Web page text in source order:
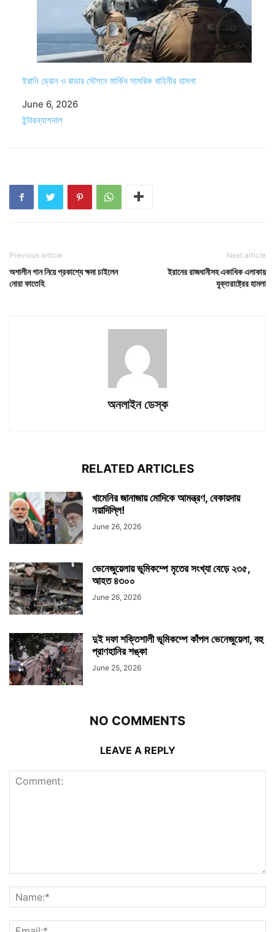
ইরানি ড্রোন ও রাডার স্টেশনে মার্কিন সামরিক বাহিনীর হামলা
Date
June 6, 2026
In relation to
ইন্টারন্যাশনাল
Previous article
অশালীন গান নিয়ে প্রকাশ্যে ক্ষমা চাইলেন
নোরা ফাতেহি
Next article
ইরানের রাজধানীসহ একাধিক এলাকায়
যুক্তরাষ্ট্রের হামলা
অনলাইন ডেস্ক
RELATED ARTICLES
খামেনির জানাজায় মোদিকে আমন্ত্রণ, বেকায়দায়
নয়াদিল্লি!
June 26, 2026
ভেনেজুয়েলায় ভূমিকম্পে মৃতের সংখ্যা বেড়ে ২৩৫,
আহত ৪৩০০
June 26, 2026
দুই দফা শক্তিশালী ভূমিকম্পে কাঁপল ভেনেজুয়েলা, বহু
প্রাণহানির শঙ্কা
June 25, 2026
NO COMMENTS
LEAVE A REPLY